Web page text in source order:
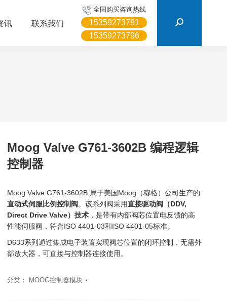
讯 联系我们
全国购买咨询热线
15359273791
15359273796
Moog Valve G761-3602B 编程逻辑
控制器
Moog Valve G761-3602B 属于美国Moog（穆格）公司生产的
直动式伺服比例控制阀 。该系列阀采用直接驱动阀（DDV,
Direct Drive Valve）技术，是带有内部阀芯位置电反馈的高
性能伺服阀，符合ISO 4401-03和ISO 4401-05标准。
D633系列通过集成电子装置实现阀芯位置的闭环控制，无需外
部放大器，可直接与控制器连接使用。
分类： MOOG控制器模块